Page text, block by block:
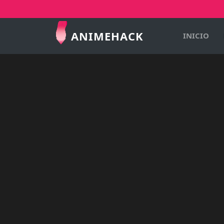
ANIMEHACK INICIO